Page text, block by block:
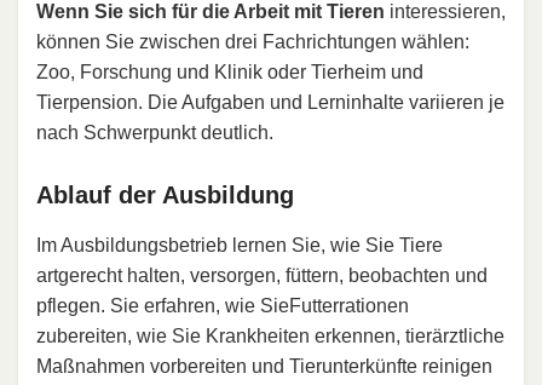
Wenn Sie sich für die Arbeit mit Tieren interessieren,
können Sie zwischen drei Fachrichtungen wählen:
Zoo, Forschung und Klinik oder Tierheim und
Tierpension. Die Aufgaben und Lerninhalte variieren je
nach Schwerpunkt deutlich.
Ablauf der Ausbildung
Im Ausbildungsbetrieb lernen Sie, wie Sie Tiere
artgerecht halten, versorgen, füttern, beobachten und
pflegen. Sie erfahren, wie SieFutterrationen
zubereiten, wie Sie Krankheiten erkennen, tierärztliche
Maßnahmen vorbereiten und Tierunterkünfte reinigen